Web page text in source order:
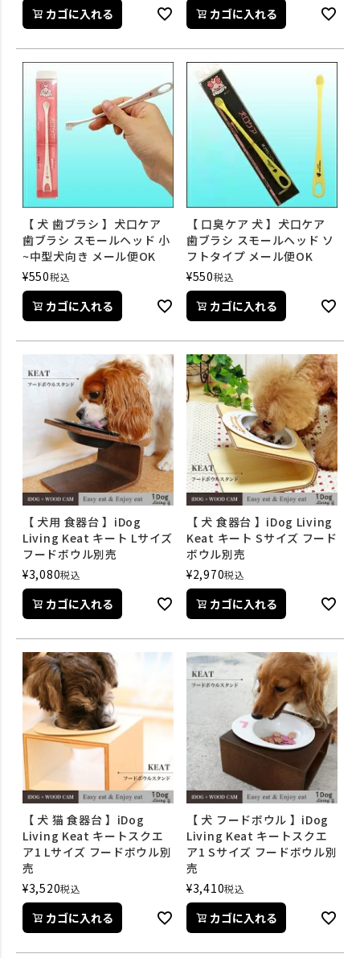
カゴに入れる カゴに入れる
【 犬 歯ブラシ 】犬口ケア
歯ブラシ スモールヘッド 小
~中型犬向き メール便OK
¥550税込
カゴに入れる
【 口臭ケア 犬 】犬口ケア
歯ブラシ スモールヘッド ソ
フトタイプ メール便OK
¥550税込
カゴに入れる
【 犬用 食器台 】iDog
Living Keat キート Lサイズ
フードボウル別売
¥3,080税込
カゴに入れる
【 犬 食器台 】iDog Living
Keat キート Sサイズ フード
ボウル別売
¥2,970税込
カゴに入れる
【 犬 猫 食器台 】iDog
Living Keat キートスクエ
ア1 Lサイズ フードボウル別
売
¥3,520税込
カゴに入れる
【 犬 フードボウル 】iDog
Living Keat キートスクエ
ア1 Sサイズ フードボウル別
売
¥3,410税込
カゴに入れる